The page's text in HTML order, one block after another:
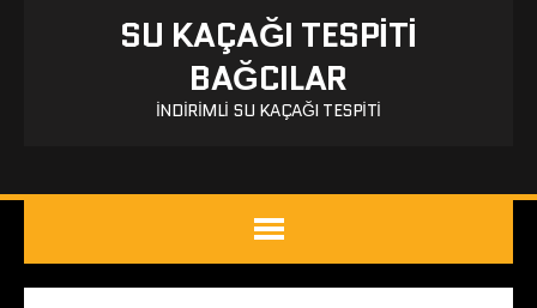
SU KAÇAĞI TESPITI
BAĞCILAR
İNDIRIMLI SU KAÇAĞI TESPITI